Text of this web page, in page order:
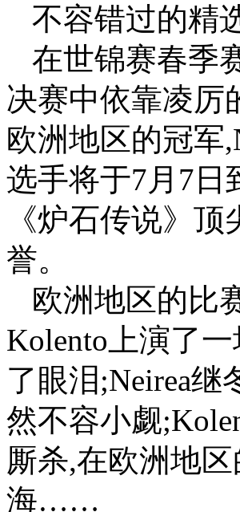
不容错过的精
在世锦赛春季
决赛中依靠凌厉
欧洲地区的冠军
选手将于7月7日
《炉石传说》
誉。
欧洲地区的比
Kolento上演了
了眼泪;Neirea
然不容小觑
厮杀,在欧洲地
海……